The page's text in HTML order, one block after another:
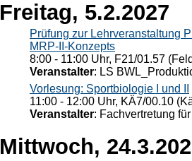
Freitag, 5.2.2027
Prüfung zur Lehrveranstaltung
MRP-II-Konzepts
8:00 - 11:00 Uhr, F21/01.57
Veranstalter: LS
Vorlesung: Sportbiologie I und II
11:00 - 12:00 Uhr, KÄ7/00.10
Veranstalter: Fachvertretung
Mittwoch,